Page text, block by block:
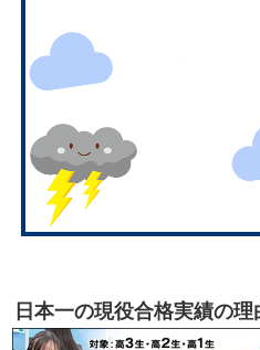
日本一の現役合格実績の